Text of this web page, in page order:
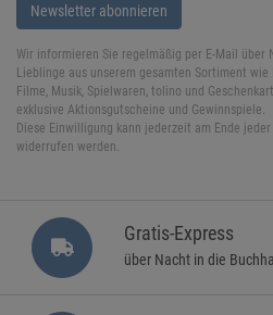
Newsletter abonnieren
Wir informieren Sie regelmäßig per E-Mail über
Lieblinge aus unserem gesamten Sortiment wie
Filme, Musik, Spielwaren, tolino und
exklusive Aktionsgutscheine und Gewinnspiele.
Diese Einwilligung kann jederzeit am Ende
widerrufen werden.
Gratis-Express
über Nacht in die